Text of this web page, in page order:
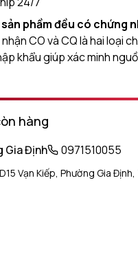
phầm đều có chứng
CO và CQ là hai loại
khẩu giúp xác minh
hàng
Gia Định 0971510055
Vạn Kiếp, Phường Gia Định,